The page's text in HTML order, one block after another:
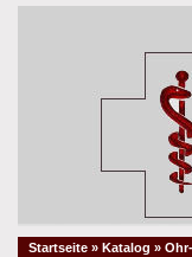
Startseite » Katalog »